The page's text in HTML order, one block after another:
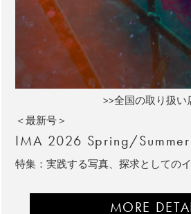
>>全国の取り扱い
＜最新号＞
IMA 2026 Spring/
特集：実践する写真、探求としての
MORE